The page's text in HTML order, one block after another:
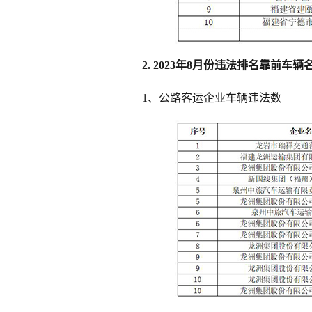
2. 2023年8月份违法排名靠前车辆
1、公路客运企业车辆违法数